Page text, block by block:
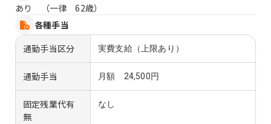
あり （一律 62歳）
各種手当
通勤手当区分
実費支給（上限あり）
通勤手当 月額 24,500円
固定残業代有
無
なし